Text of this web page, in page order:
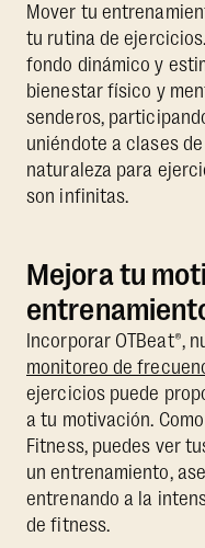
Mover tu
tu rutina de
fondo dinámico y
bienestar físico y
senderos,
uniéndote a clases
naturaleza para
son infinitas.
Mejora tu
Incorporar OTBeat®,
monitoreo de
ejercicios puede
a tu motivación.
Fitness, puedes ver
un entrenamiento,
entrenando a la
de fitness.